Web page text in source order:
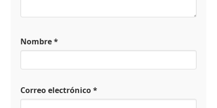
Nombre*
Correo electrónico*